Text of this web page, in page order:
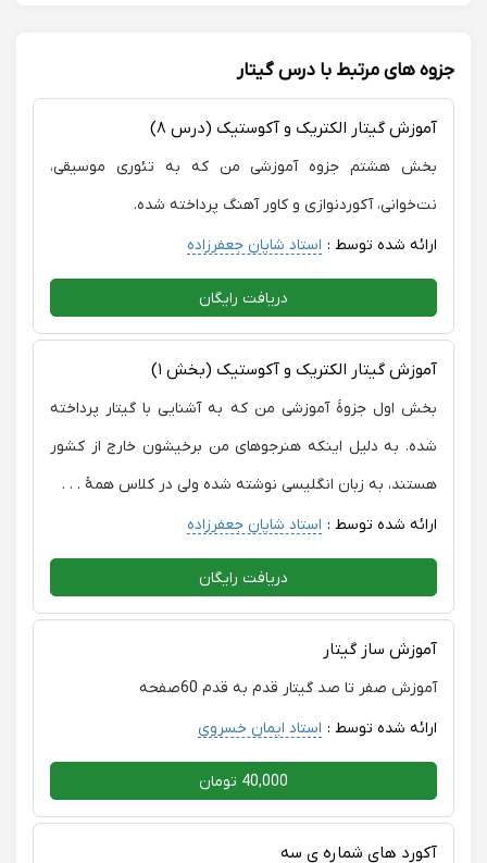
جزوه های مرتبط با درس گیتار
آموزش گیتار الکتریک و آکوستیک (درس ۸)
بخش هشتم جزوه آموزشی من که به تئوری موسیقی،
نت‌خوانی، آکوردنوازی و کاور آهنگ پرداخته شده.
ارائه شده توسط : استاد شایان جعفرزاده
دریافت رایگان
آموزش گیتار الکتریک و آکوستیک (بخش ۱)
بخش اول جزوهٔ آموزشی من که به آشنایی با گیتار پرداخته
شده. به دلیل اینکه هنرجوهای من برخیشون خارج از کشور
هستند، به زبان انگلیسی نوشته شده ولی در کلاس همهٔ . . .
ارائه شده توسط : استاد شایان جعفرزاده
دریافت رایگان
آموزش ساز گیتار
آموزش صفر تا صد گیتار قدم به قدم 60صفحه
ارائه شده توسط : استاد ایمان خسروی
40,000 تومان
آکورد های شماره ی سه